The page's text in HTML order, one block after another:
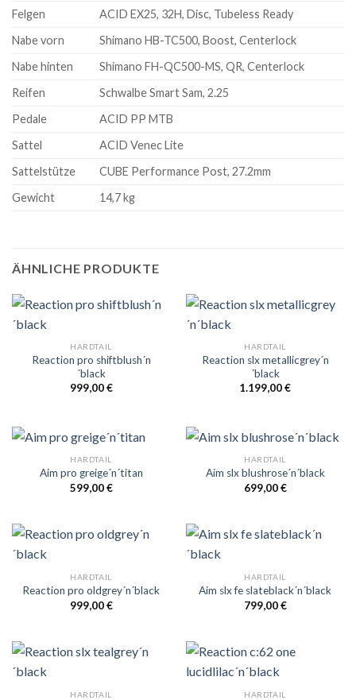
Felgen
ACID EX25, 32H, Disc, Tubeless Ready
Nabe vorn
Shimano HB-TC500, Boost, Centerlock
Nabe hinten
Shimano FH-QC500-MS, QR, Centerlock
Reifen
Schwalbe Smart Sam, 2.25
Pedale
ACID PP MTB
Sattel
ACID Venec Lite
Sattelstütze
CUBE Performance Post, 27.2mm
Gewicht
14,7 kg
ÄHNLICHE PRODUKTE
HARDTAIL
Reaction pro shiftblush´n
´black
999,00€
HARDTAIL
Reaction slx metallicgrey´n
´black
1.199,00€
HARDTAIL
Aim pro greige´n´titan
599,00€
HARDTAIL
Aim slx blushrose´n´black
699,00€
HARDTAIL
Reaction pro oldgrey´n´black
999,00€
HARDTAIL
Aim slx fe slateblack´n´black
799,00€
HARDTAIL HARDTAIL